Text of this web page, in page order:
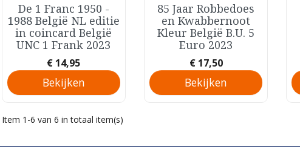
Snel bekijken
De 1 Franc 1950 -
1988 België NL editie
in coincard België
UNC 1 Frank 2023
Prijs
€ 14,95
Bekijken
Snel bekijken
85 Jaar Robbedoes
en Kwabbernoot
Kleur België B.U. 5
Euro 2023
Prijs
€ 17,50
Bekijken
Item 1-6 van 6 in totaal item(s)